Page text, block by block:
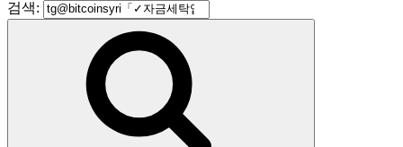
검색: